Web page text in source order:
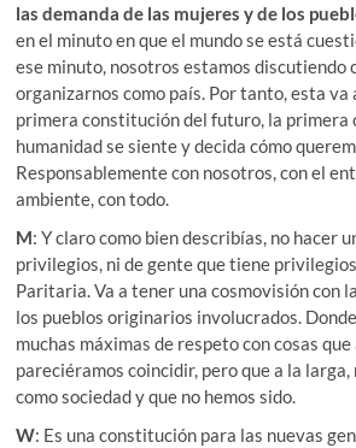
las demanda de las mujeres y de los
en el minuto en que el mundo se está
ese minuto, nosotros estamos discutiendo
organizarnos como país. Por tanto, esta va
primera constitución del futuro, la primera
humanidad se siente y decida cómo
Responsablemente con nosotros, con el
ambiente, con todo.
M: Y claro como bien describías, no hacer
privilegios, ni de gente que tiene
Paritaria. Va a tener una cosmovisión con
los pueblos originarios involucrados.
muchas máximas de respeto con cosas que
pareciéramos coincidir, pero que a la
como sociedad y que no hemos sido.
W: Es una constitución para las nuevas